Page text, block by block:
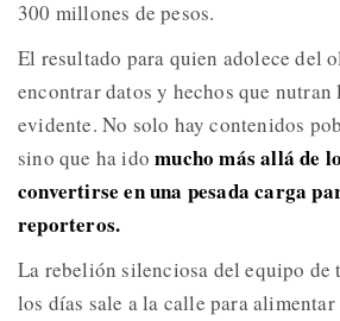
300 millones de pesos.
El resultado para quien adolece del
encontrar datos y hechos que
evidente. No solo hay contenidos
sino que ha idomucho más allá de
convertirse en una pesada carga
reporteros.
La rebelión silenciosa del equipo de
los días sale a la calle para alimentar